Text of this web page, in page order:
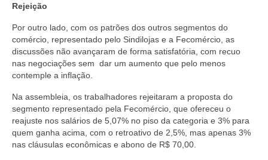
Jurídico
Declarações
Saúde
Aplicativo Comerciários RJ
Acordo de Feriado para Empresas
CIPA
Rejeição
Por outro lado, com os patrões dos outros segmentos do
comércio, representado pelo Sindilojas e a Fecomércio, as
discussões não avançaram de forma satisfatória, com recuo
nas negociações sem dar um aumento que pelo menos
contemple a inflação.
Na assembleia, os trabalhadores rejeitaram a proposta do
segmento representado pela Fecomércio, que ofereceu o
reajuste nos salários de 5,07% no piso da categoria e 3% para
quem ganha acima, com o retroativo de 2,5%, mas apenas 3%
nas cláusulas econômicas e abono de R$ 70,00.